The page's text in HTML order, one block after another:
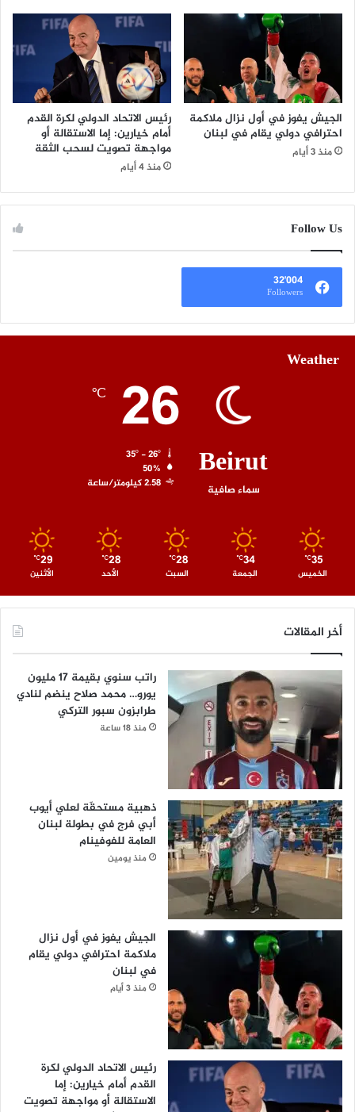
الجيش يفوز في أول نزال ملاكمة
احترافي دولي يقام في لبنان
منذ 3 أيام
رئيس الاتحاد الدولي لكرة القدم
أمام خيارين: إما الاستقالة أو
مواجهة تصويت لسحب الثقة
منذ 4 أيام
Follow Us
32٬004
Followers
Weather
Beirut
سماء صافية
26
℃
50%
2.58 كيلومتر/ساعة
35
℃
الخميس
34
℃
الجمعة
28
℃
السبت
28
℃
الأحد
29
℃
الأثنين
أخر المقالات
راتب سنوي بقيمة 17 مليون
يورو… محمد صلاح ينضم لنادي
طرابزون سبور التركي
منذ 18 ساعة
ذهبية مستحقّة لعلي أيوب
أبي فرج في بطولة لبنان
العامة للفوفينام
منذ يومين
الجيش يفوز في أول نزال
ملاكمة احترافي دولي يقام
في لبنان
منذ 3 أيام
رئيس الاتحاد الدولي لكرة
القدم أمام خيارين: إما
الاستقالة أو مواجهة تصويت